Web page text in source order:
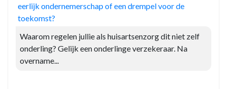
eerlijk ondernemerschap of een drempel voor de
toekomst?
Waarom regelen jullie als huisartsenzorg dit niet zelf
onderling? Gelijk een onderlinge verzekeraar. Na
overname...